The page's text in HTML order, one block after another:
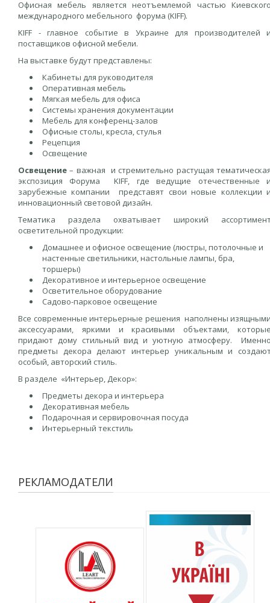
Офисная мебель является неотъемлемой частью
международного мебельного форума (KIFF).
KIFF - главное событие в Украине для производителей
поставщиков офисной мебели.
На выставке будут представлены:
Кабинеты для руководителя
Оперативная мебель
Мягкая мебель для офиса
Системы хранения документации
Мебель для конференц-залов
Офисные столы, кресла, стулья
Рецепция
Освещение
Освещение– важная и стремительно растущая
экспозиция Форума KIFF, где ведущие отечественные
зарубежные компании представят свои новые коллекции
инновационный световой дизайн.
Тематика раздела охватывает широкий
осветительной продукции:
Домашнее и офисное освещение (люстры, потолочные и
настенные светильники, настольные лампы, бра,
торшеры)
Декоративное и интерьерное освещение
Осветительное оборудование
Садово-парковое освещение
Все современные интерьерные решения наполнены
аксессуарами, яркими и красивыми объектами,
придают дому стильный вид и уютную атмосферу.
предметы декора делают интерьер уникальным и
особый, авторский стиль.
В разделе «Интерьер, Декор»:
Предметы декора и интерьера
Декоративная мебель
Подарочная и сервировочная посуда
Интерьерный текстиль
РЕКЛАМОДАТЕЛИ